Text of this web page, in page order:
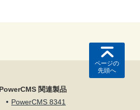
ページの
先頭へ
PowerCMS 関連製品
PowerCMS 8341